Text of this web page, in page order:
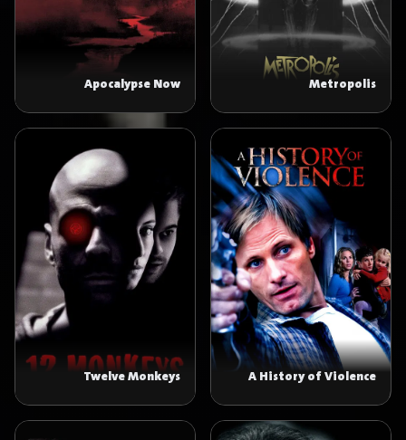
Metropolis
Apocalypse Now
A History of Violence
Twelve Monkeys